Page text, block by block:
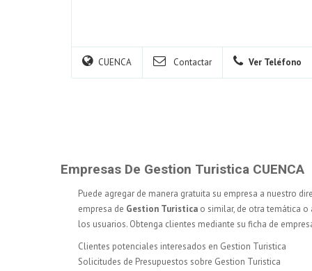
CUENCA Contactar Ver Teléfono
Empresas De Gestion Turistica CUENCA
Puede agregar de manera gratuita su empresa a nuestro
empresa de Gestion Turistica o similar, de otra temática o
los usuarios. Obtenga clientes mediante su ficha de
Clientes potenciales interesados en Gestion Turistica
Solicitudes de Presupuestos sobre Gestion Turistica